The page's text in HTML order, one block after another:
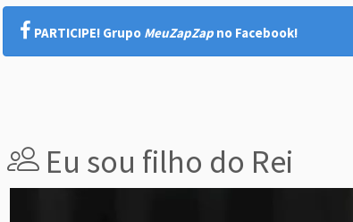
PARTICIPE! Grupo MeuZapZap no Facebook!
Eu sou filho do Rei